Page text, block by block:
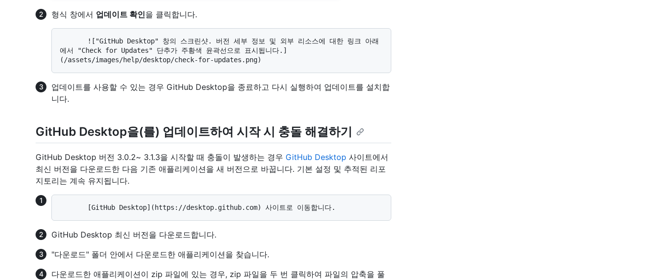
형식 창에서 업데이트 확인을 클릭합니다.
에서 "Check for Updates" 단추가 주황색 윤곽선으로 표시됩니다.]
업데이트를 사용할 수 있는 경우 GitHub Desktop을 종료하고 다시 실행하여 업데이트를 설치합
니다.
GitHub Desktop을(를) 업데이트하여 시작 시 충돌 해결하기
GitHub Desktop 버전 3.0.2~ 3.1.3을 시작할 때 충돌이 발생하는 경우 GitHub Desktop 사이트에서
최신 버전을 다운로드한 다음 기존 애플리케이션을 새 버전으로 바꿉니다. 기본 설정 및 추적된 리포
지토리는 계속 유지됩니다.
GitHub Desktop 최신 버전을 다운로드합니다.
"다운로드" 폴더 안에서 다운로드한 애플리케이션을 찾습니다.
다운로드한 애플리케이션이 zip 파일에 있는 경우, zip 파일을 두 번 클릭하여 파일의 압축을 풀